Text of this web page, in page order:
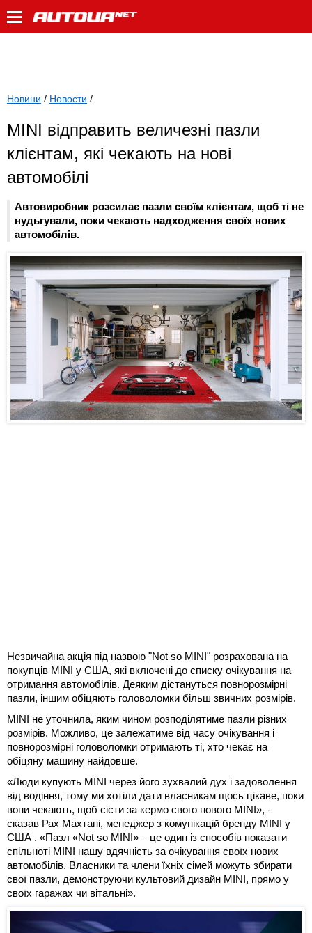
Новини / Новости /
MINI відправить величезні пазли
клієнтам, які чекають на нові
автомобілі
Автовиробник розсилає пазли своїм клієнтам, щоб ті не
нудьгували, поки чекають надходження своїх нових
автомобілів.
Незвичайна акція під назвою "Not so MINI" розрахована на
покупців MINI у США, які включені до списку очікування на
отримання автомобілів. Деяким дістануться повнорозмірні
пазли, іншим обіцяють головоломки більш звичних розмірів.
MINI не уточнила, яким чином розподілятиме пазли різних
розмірів. Можливо, це залежатиме від часу очікування і
повнорозмірні головоломки отримають ті, хто чекає на
обіцяну машину найдовше.
«Люди купують MINI через його зухвалий дух і задоволення
від водіння, тому ми хотіли дати власникам щось цікаве, поки
вони чекають, щоб сісти за кермо свого нового MINI», -
сказав Рах Махтані, менеджер з комунікацій бренду MINI у
США . «Пазл «Not so MINI» – це один із способів показати
спільноті MINI нашу вдячність за очікування своїх нових
автомобілів. Власники та члени їхніх сімей можуть збирати
свої пазли, демонструючи культовий дизайн MINI, прямо у
своїх гаражах чи вітальні».